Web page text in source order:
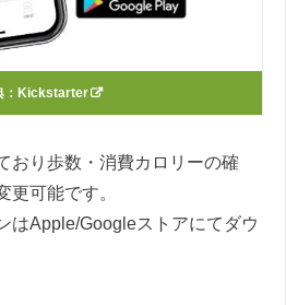
Kickstarter
おり歩数・消費カロリーの確
更可能です。
はApple/Googleストアにてダウ